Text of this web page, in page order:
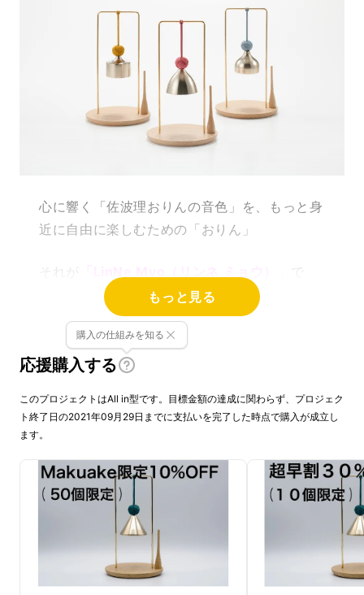
⼼に響く「佐波理おりんの⾳⾊」を、もっと身
近に自由に楽しむための「おりん」
それが
やさしく叩くと澄んだ音色と美しい余韻が響き
ます。
忙しく過ぎゆく日々をすごす多くの人へ、
もっと見る
応援購入する
購入の仕組みを知る
このプロジェクトはAll in型です。目標金額の達成に関わらず、プロジェク
ト終了日の2021年09月29日までに支払いを完了した時点で購入が成立し
ます。